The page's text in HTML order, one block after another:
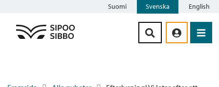
Suomi Svenska English